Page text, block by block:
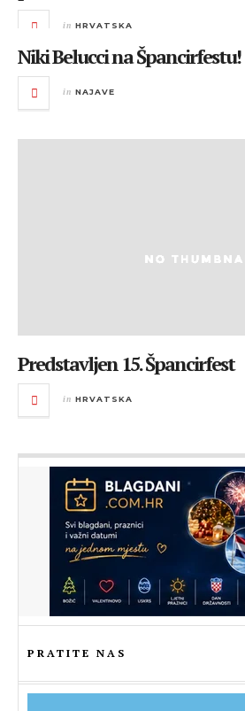
in HRVATSKA
Niki Belucci na Špancirfestu!
in NAJAVE
Predstavljen 15. Špancirfest
in HRVATSKA
PRATITE NAS